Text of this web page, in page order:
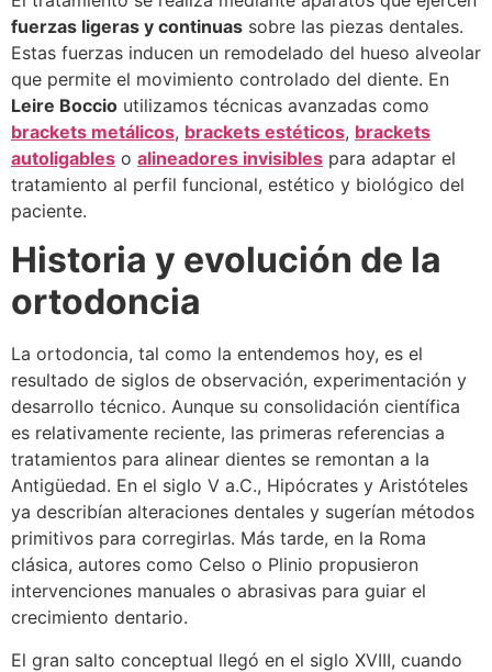
fuerzas ligeras y continuas sobre las piezas dentales.
Estas fuerzas inducen un remodelado del hueso alveolar
que permite el movimiento controlado del diente. En
Leire Boccio utilizamos técnicas avanzadas como
brackets metálicos, brackets estéticos, brackets
autoligables o alineadores invisibles para adaptar el
tratamiento al perfil funcional, estético y biológico del
paciente.
Historia y evolución de la
ortodoncia
La ortodoncia, tal como la entendemos hoy, es el
resultado de siglos de observación, experimentación y
desarrollo técnico. Aunque su consolidación científica
es relativamente reciente, las primeras referencias a
tratamientos para alinear dientes se remontan a la
Antigüedad. En el siglo V a.C., Hipócrates y Aristóteles
ya describían alteraciones dentales y sugerían métodos
primitivos para corregirlas. Más tarde, en la Roma
clásica, autores como Celso o Plinio propusieron
intervenciones manuales o abrasivas para guiar el
crecimiento dentario.
El gran salto conceptual llegó en el siglo XVIII, cuando